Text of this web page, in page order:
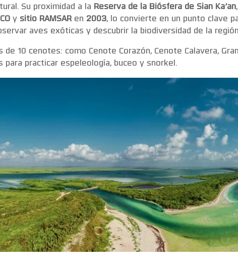
Su proximidad a la Reserva de la Biósfera de Sian Ka’an,
y sitio RAMSAR en 2003, lo convierte en un punto clave
aves exóticas y descubrir la biodiversidad de la
de 10 cenotes: como Cenote Corazón, Cenote Calavera,
para practicar espeleología, buceo y snorkel.